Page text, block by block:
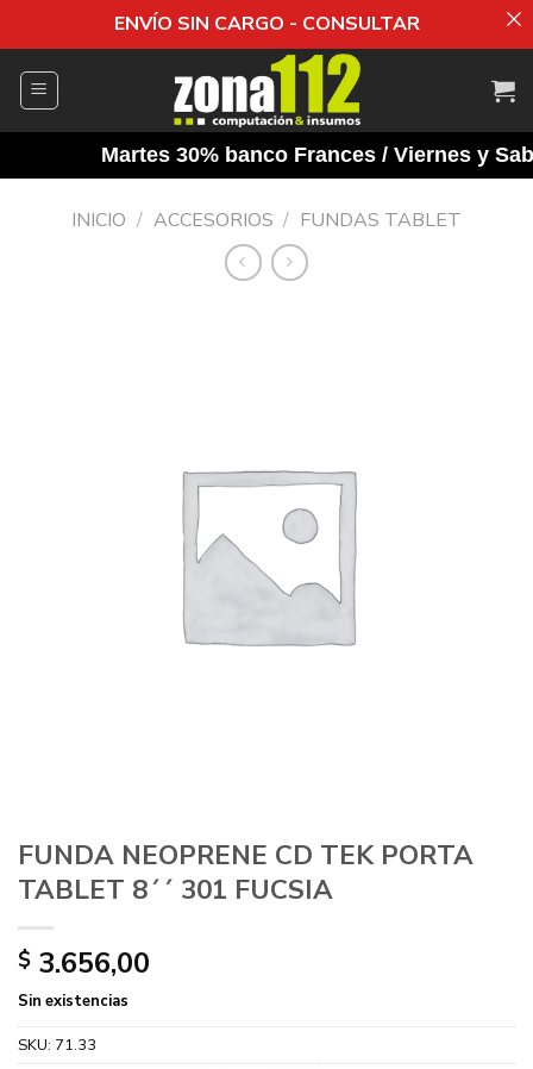
ENVÍO SIN CARGO - CONSULTAR
Martes 30% banco Frances / Viernes y
INICIO / ACCESORIOS / FUNDAS TABLET
FUNDA NEOPRENE CD TEK PORTA
TABLET 8´´ 301 FUCSIA
$ 3.656,00
Sin existencias
SKU: 71.33